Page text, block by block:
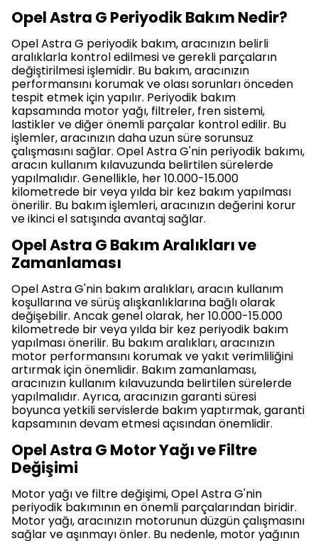
Opel Astra G Periyodik Bakım Nedir?
Opel Astra G periyodik bakım, aracınızın belirli
aralıklarla kontrol edilmesi ve gerekli parçaların
değiştirilmesi işlemidir. Bu bakım, aracınızın
performansını korumak ve olası sorunları önceden
tespit etmek için yapılır. Periyodik bakım
kapsamında motor yağı, filtreler, fren sistemi,
lastikler ve diğer önemli parçalar kontrol edilir. Bu
işlemler, aracınızın daha uzun süre sorunsuz
çalışmasını sağlar. Opel Astra G'nin periyodik bakımı,
aracın kullanım kılavuzunda belirtilen sürelerde
yapılmalıdır. Genellikle, her 10.000-15.000
kilometrede bir veya yılda bir kez bakım yapılması
önerilir. Bu bakım işlemleri, aracınızın değerini korur
ve ikinci el satışında avantaj sağlar.
Opel Astra G Bakım Aralıkları ve
Zamanlaması
Opel Astra G'nin bakım aralıkları, aracın kullanım
koşullarına ve sürüş alışkanlıklarına bağlı olarak
değişebilir. Ancak genel olarak, her 10.000-15.000
kilometrede bir veya yılda bir kez periyodik bakım
yapılması önerilir. Bu bakım aralıkları, aracınızın
motor performansını korumak ve yakıt verimliliğini
artırmak için önemlidir. Bakım zamanlaması,
aracınızın kullanım kılavuzunda belirtilen sürelerde
yapılmalıdır. Ayrıca, aracınızın garanti süresi
boyunca yetkili servislerde bakım yaptırmak, garanti
kapsamının devam etmesi açısından önemlidir.
Opel Astra G Motor Yağı ve Filtre
Değişimi
Motor yağı ve filtre değişimi, Opel Astra G'nin
periyodik bakımının en önemli parçalarından biridir.
Motor yağı, aracınızın motorunun düzgün çalışmasını
sağlar ve aşınmayı önler. Bu nedenle, motor yağının